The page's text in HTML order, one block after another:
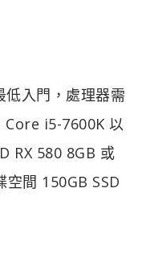
低入門，處理器需
i5-7600K 以
RX 580 8GB 或
空間 150GB SSD